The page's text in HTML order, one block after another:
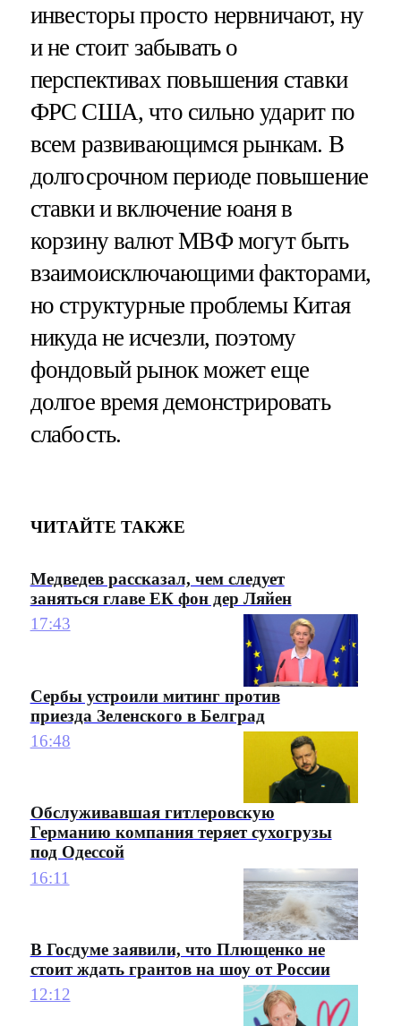
инвесторы просто нервничают, ну
и не стоит забывать о
перспективах повышения ставки
ФРС США, что сильно ударит по
всем развивающимся рынкам. В
долгосрочном периоде повышение
ставки и включение юаня в
корзину валют МВФ могут быть
взаимоисключающими факторами,
но структурные проблемы Китая
никуда не исчезли, поэтому
фондовый рынок может еще
долгое время демонстрировать
слабость.
ЧИТАЙТЕ ТАКЖЕ
Медведев рассказал, чем следует
заняться главе ЕК фон дер Ляйен
17:43
Сербы устроили митинг против
приезда Зеленского в Белград
16:48
Обслуживавшая гитлеровскую
Германию компания теряет сухогрузы
под Одессой
16:11
В Госдуме заявили, что Плющенко не
стоит ждать грантов на шоу от России
12:12